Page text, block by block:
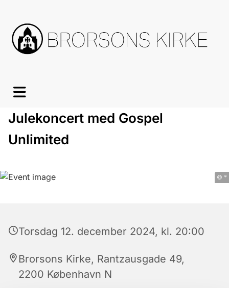
Julekoncert med Gospel
Unlimited
© *
Torsdag 12. december 2024, kl. 20:00
Brorsons Kirke, Rantzausgade 49,
2200 København N